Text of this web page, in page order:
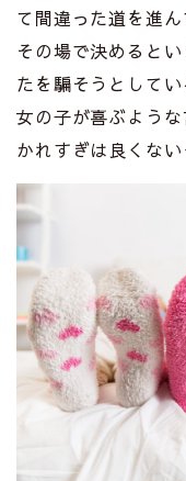
て間違った道を進
その場で決めると
たを騙そうとして
女の子が喜ぶよう
かれすぎは良くな